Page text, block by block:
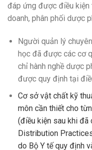
đáp ứng được điều kiện
doanh, phân phối dược
Người quản lý
học đã được các cơ
chỉ hành nghề dược
được quy định tại
Cơ sở vật chất kỹ
môn cần thiết cho
(điều kiện sau khi đã
Distribution
do Bộ Y tế quy định